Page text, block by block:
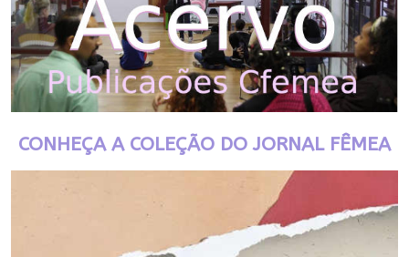
CONHEÇA A COLEÇÃO DO JORNAL FÊMEA